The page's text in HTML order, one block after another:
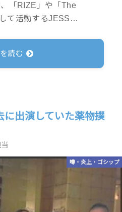
「RIZE」や「The
て活動するJESS…
読む
に出演していた薬物撲
噂・炎上・ゴシップ